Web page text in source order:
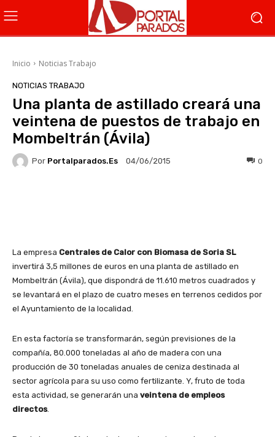
Inicio Noticias Trabajo
NOTICIAS TRABAJO
Una planta de astillado creará una
veintena de puestos de trabajo en
Mombeltrán (Ávila)
Por Portalparados.es 04/06/2015 0
La empresa Centrales de Calor con Biomasa de Soria SL
invertirá 3,5 millones de euros en una planta de astillado en
Mombeltrán (Ávila), que dispondrá de 11.610 metros cuadrados y
se levantará en el plazo de cuatro meses en terrenos cedidos por
el Ayuntamiento de la localidad.
En esta factoría se transformarán, según previsiones de la
compañía, 80.000 toneladas al año de madera con una
producción de 30 toneladas anuales de ceniza destinada al
sector agrícola para su uso como fertilizante. Y, fruto de toda
esta actividad, se generarán una veintena de empleos
directos.